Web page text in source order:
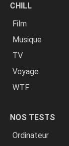
CHILL
Film
Musique
TV
Voyage
WTF
NOS TESTS
Ordinateur